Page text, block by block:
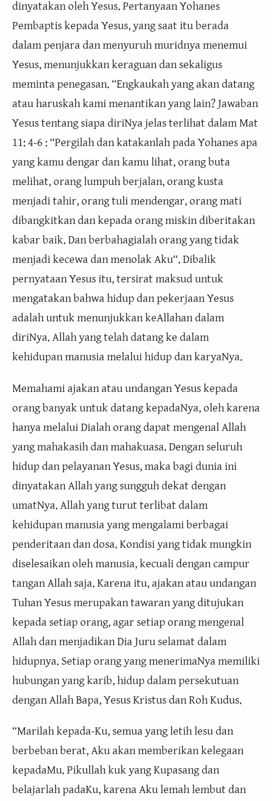
dinyatakan oleh Yesus. Pertanyaan Yohanes
Pembaptis kepada Yesus, yang saat itu berada
dalam penjara dan menyuruh muridnya menemui
Yesus, menunjukkan keraguan dan sekaligus
meminta penegasan. “Engkaukah yang akan datang
atau haruskah kami menantikan yang lain? Jawaban
Yesus tentang siapa diriNya jelas terlihat dalam Mat
11: 4-6 : “Pergilah dan katakanlah pada Yohanes apa
yang kamu dengar dan kamu lihat, orang buta
melihat, orang lumpuh berjalan, orang kusta
menjadi tahir, orang tuli mendengar, orang mati
dibangkitkan dan kepada orang miskin diberitakan
kabar baik. Dan berbahagialah orang yang tidak
menjadi kecewa dan menolak Aku“. Dibalik
pernyataan Yesus itu, tersirat maksud untuk
mengatakan bahwa hidup dan pekerjaan Yesus
adalah untuk menunjukkan keAllahan dalam
diriNya. Allah yang telah datang ke dalam
kehidupan manusia melalui hidup dan karyaNya.
Memahami ajakan atau undangan Yesus kepada
orang banyak untuk datang kepadaNya, oleh karena
hanya melalui Dialah orang dapat mengenal Allah
yang mahakasih dan mahakuasa. Dengan seluruh
hidup dan pelayanan Yesus, maka bagi dunia ini
dinyatakan Allah yang sungguh dekat dengan
umatNya. Allah yang turut terlibat dalam
kehidupan manusia yang mengalami berbagai
penderitaan dan dosa. Kondisi yang tidak mungkin
diselesaikan oleh manusia, kecuali dengan campur
tangan Allah saja. Karena itu, ajakan atau undangan
Tuhan Yesus merupakan tawaran yang ditujukan
kepada setiap orang, agar setiap orang mengenal
Allah dan menjadikan Dia Juru selamat dalam
hidupnya. Setiap orang yang menerimaNya memiliki
hubungan yang karib, hidup dalam persekutuan
dengan Allah Bapa, Yesus Kristus dan Roh Kudus.
“Marilah kepada-Ku, semua yang letih lesu dan
berbeban berat, Aku akan memberikan kelegaan
kepadaMu. Pikullah kuk yang Kupasang dan
belajarlah padaKu, karena Aku lemah lembut dan